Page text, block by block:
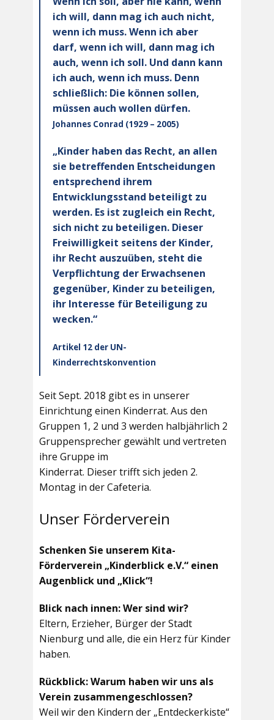
ich will, dann mag ich auch nicht,
wenn ich muss. Wenn ich aber
darf, wenn ich will, dann mag ich
auch, wenn ich soll. Und dann kann
ich auch, wenn ich muss. Denn
schließlich: Die können sollen,
müssen auch wollen dürfen.
Johannes Conrad (1929 – 2005)
„Kinder haben das Recht, an allen
sie betreffenden Entscheidungen
entsprechend ihrem
Entwicklungsstand beteiligt zu
werden. Es ist zugleich ein Recht,
sich nicht zu beteiligen. Dieser
Freiwilligkeit seitens der Kinder,
ihr Recht auszuüben, steht die
Verpflichtung der Erwachsenen
gegenüber, Kinder zu beteiligen,
ihr Interesse für Beteiligung zu
wecken.“
Artikel 12 der UN-
Kinderrechtskonvention
Seit Sept. 2018 gibt es in unserer
Einrichtung einen Kinderrat. Aus den
Gruppen 1, 2 und 3 werden halbjährlich 2
Gruppensprecher gewählt und vertreten
ihre Gruppe im
Kinderrat. Dieser trifft sich jeden 2.
Montag in der Cafeteria.
Unser Förderverein
Schenken Sie unserem Kita-
Förderverein „Kinderblick e.V.“ einen
Augenblick und „Klick“!
Blick nach innen: Wer sind wir?
Eltern, Erzieher, Bürger der Stadt
Nienburg und alle, die ein Herz für Kinder
haben.
Rückblick: Warum haben wir uns als
Verein zusammengeschlossen?
Weil wir den Kindern der „Entdeckerkiste“